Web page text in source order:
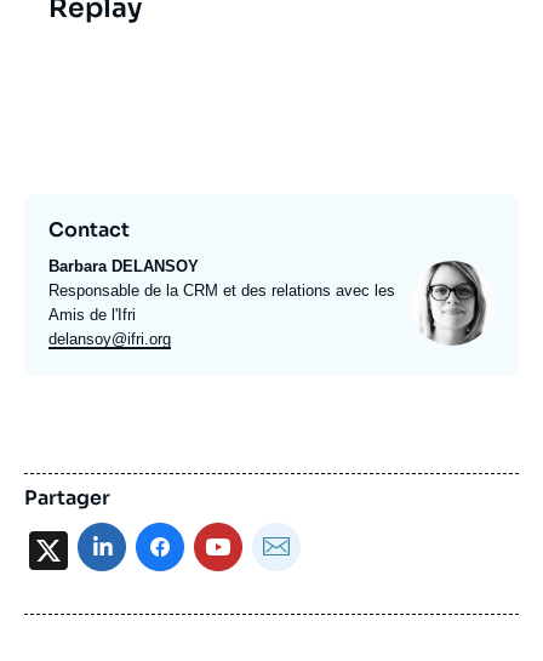
Replay
Contact
Barbara DELANSOY
Intitulé
du
poste
Responsable de la CRM et des relations avec les
Amis de l'Ifri
Email
delansoy@ifri.org
Photo
Partager
X